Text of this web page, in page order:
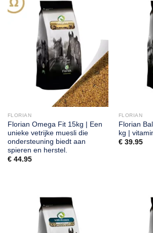
FLORIAN
Florian Omega Fit 15kg | Een
unieke vetrijke muesli die
ondersteuning biedt aan
spieren en herstel.
€44.95
FLORIAN
Florian
kg |
€39.95